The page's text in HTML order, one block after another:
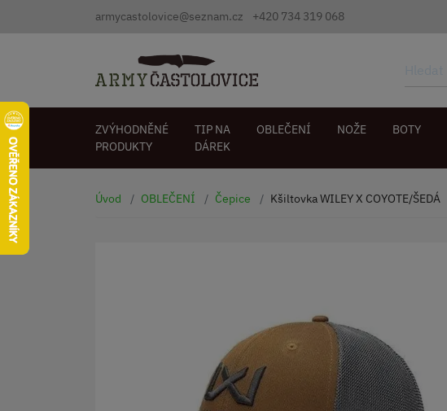
armycastolovice@seznam.cz +420 734 319 068
ZVÝHODNĚNÉ
PRODUKTY
TIP NA
DÁREK
OBLEČENÍ NOŽE BOTY
Úvod OBLEČENÍ Čepice Kšiltovka WILEY X COYOTE/ŠEDÁ